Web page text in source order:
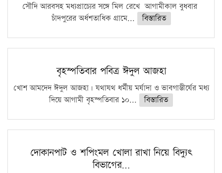
সৌদি আরবসহ মধ্যপ্রাচ্যের সঙ্গে মিল রেখে আগামীকাল বুধবার
চাঁদপুরের অর্ধশতাধিক গ্রামে...
বিস্তারিত
বৃহস্পতিবার পবিত্র ঈদুল আজহা
খোশ আমদেদ ঈদুল আজহা। যথাযথ ধর্মীয় মর্যাদা ও ভাবগাম্ভীর্যের মধ্য
দিয়ে আগামী বৃহস্পতিবার ১০...
বিস্তারিত
দোকানপাট ও শপিংমল খোলা রাখা নিয়ে বিদ্যুৎ
বিভাগের…